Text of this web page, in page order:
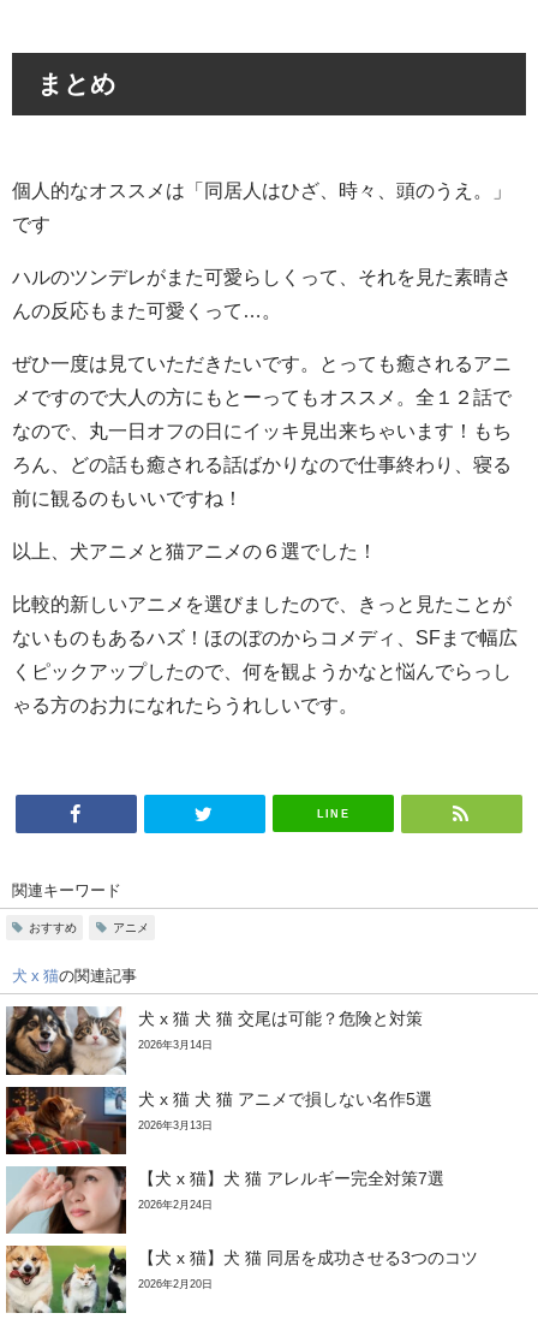
まとめ
個人的なオススメは「同居人はひざ、時々、頭のうえ。」
です
ハルのツンデレがまた可愛らしくって、それを見た素晴さ
んの反応もまた可愛くって…。
ぜひ一度は見ていただきたいです。とっても癒されるアニ
メですので大人の方にもとーってもオススメ。全１２話で
なので、丸一日オフの日にイッキ見出来ちゃいます！もち
ろん、どの話も癒される話ばかりなので仕事終わり、寝る
前に観るのもいいですね！
以上、犬アニメと猫アニメの６選でした！
比較的新しいアニメを選びましたので、きっと見たことが
ないものもあるハズ！ほのぼのからコメディ、SFまで幅広
くピックアップしたので、何を観ようかなと悩んでらっし
ゃる方のお力になれたらうれしいです。
LINE
関連キーワード
おすすめ アニメ
犬 x 猫の関連記事
犬 x 猫 犬 猫 交尾は可能？危険と対策
2026年3月14日
犬 x 猫 犬 猫 アニメで損しない名作5選
2026年3月13日
【犬 x 猫】犬 猫 アレルギー完全対策7選
2026年2月24日
【犬 x 猫】犬 猫 同居を成功させる3つのコツ
2026年2月20日